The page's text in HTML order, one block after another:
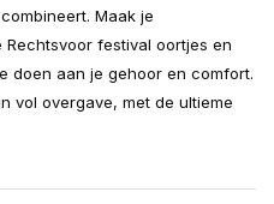
Maak je
festival oortjes en
doen aan je gehoor en comfort.
vol overgave, met de ultieme